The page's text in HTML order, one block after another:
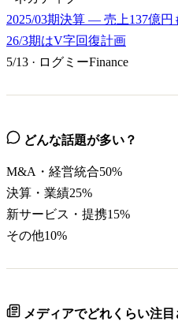
2025/03期決算 — 売上137億円
26/3期はV字回復計画
5/13 · ログミーFinance
どんな話題が多い？
M&A・経営統合50%
決算・業績25%
新サービス・提携15%
その他10%
メディアでどれくらい注目